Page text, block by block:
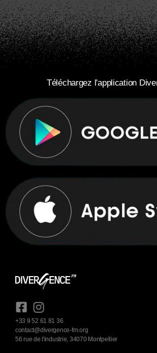
Téléchargez l'application
+33 9 52 61 81 36
contact@divergence-fm.org
56 rue de l'industrie, 34070 Montpellier